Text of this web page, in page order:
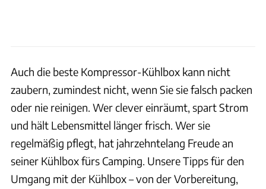
Auch die beste Kompressor-Kühlbox kann nicht
zaubern, zumindest nicht, wenn Sie sie falsch packen
oder nie reinigen. Wer clever einräumt, spart Strom
und hält Lebensmittel länger frisch. Wer sie
regelmäßig pflegt, hat jahrzehntelang Freude an
seiner Kühlbox fürs Camping. Unsere Tipps für den
Umgang mit der Kühlbox – von der Vorbereitung,